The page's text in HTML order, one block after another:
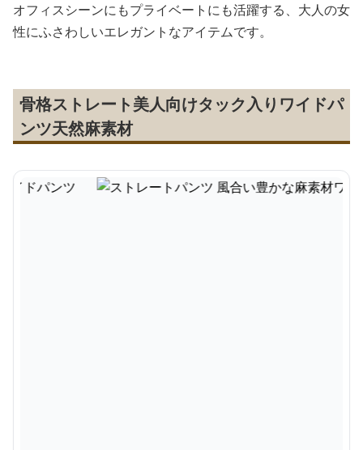
オフィスシーンにもプライベートにも活躍する、大人の女
性にふさわしいエレガントなアイテムです。
骨格ストレート美人向けタック入りワイドパ
ンツ天然麻素材